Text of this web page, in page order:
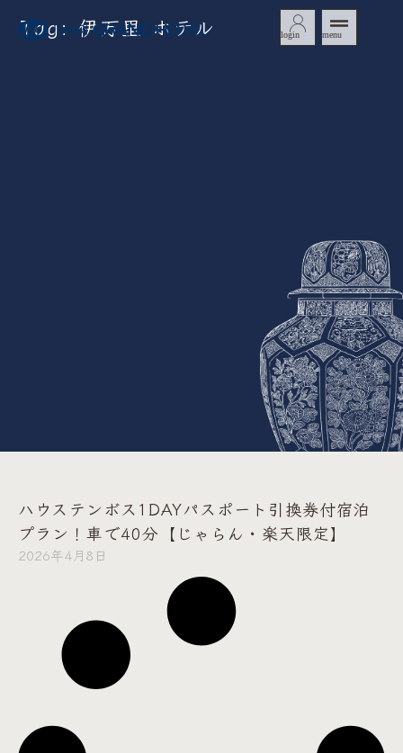
login menu
Tag: 伊万里 ホテル
ハウステンボス1DAYパスポート引換券付宿泊
プラン！車で40分【じゃらん・楽天限定】
2026年4月8日